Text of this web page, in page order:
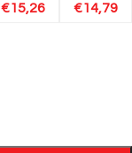
€15,26 €14,79